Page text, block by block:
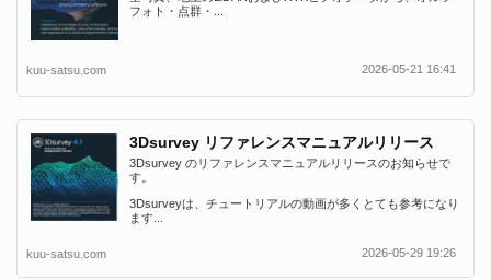
フォト・点群・...
kuu-satsu.com 2026-05-21 16:41
3Dsurvey リファレンスマニュアルリリース
3Dsurvey のリファレンスマニュアルリリースのお知らせで
す。
3Dsurveyは、チュートリアルの動画が多くとても参考になり
ます...
kuu-satsu.com 2026-05-29 19:26